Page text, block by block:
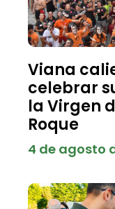
Viana
celebrar
la Virgen
Roque
4 de agosto